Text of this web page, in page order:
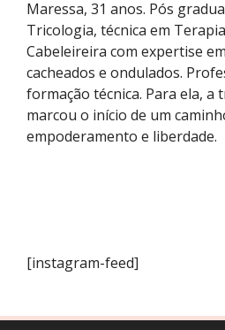
Maressa, 31 anos. Pós
Tricologia, técnica em
Cabeleireira com expertise
cacheados e ondulados.
formação técnica. Para ela, a
marcou o início de um
empoderamento e liberdade.
[instagram-feed]